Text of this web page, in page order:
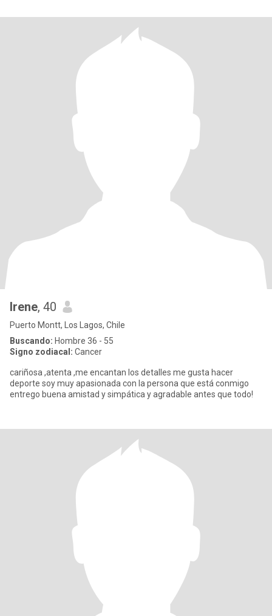
Irene, 40
Puerto Montt, Los Lagos, Chile
Buscando: Hombre 36 - 55
Signo zodiacal: Cancer
cariñosa ,atenta ,me encantan los detalles me gusta hacer
deporte soy muy apasionada con la persona que está conmigo
entrego buena amistad y simpática y agradable antes que todo!